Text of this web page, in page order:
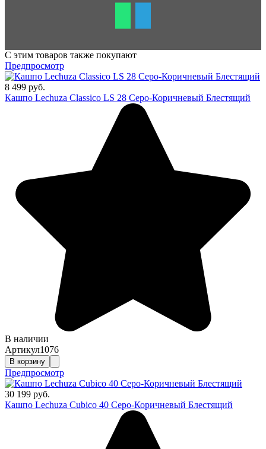
С этим товаров также покупают
Предпросмотр
8 499 руб.
Кашпо Lechuza Classico LS 28 Серо-Коричневый Блестящий
В наличии
Артикул1076
В корзину
Предпросмотр
30 199 руб.
Кашпо Lechuza Cubico 40 Серо-Коричневый Блестящий